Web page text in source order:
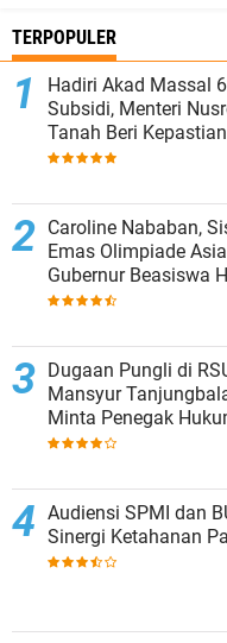
TERPOPULER
Hadiri Akad Massal
Subsidi, Menteri
Tanah Beri
Caroline Nababan,
Emas Olimpiade
Gubernur Beasiswa
Dugaan Pungli di
Mansyur
Minta Penegak
Audiensi SPMI dan
Sinergi Ketahanan